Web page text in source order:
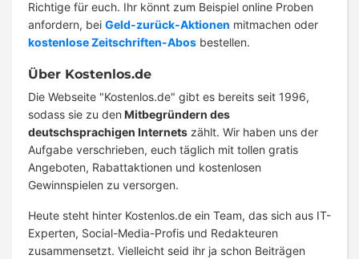
Richtige für euch. Ihr könnt zum Beispiel online Proben
anfordern, bei Geld-zurück-Aktionen mitmachen oder
kostenlose Zeitschriften-Abos bestellen.
Über Kostenlos.de
Die Webseite "Kostenlos.de" gibt es bereits seit 1996,
sodass sie zu den Mitbegründern des
deutschsprachigen Internets zählt. Wir haben uns der
Aufgabe verschrieben, euch täglich mit tollen gratis
Angeboten, Rabattaktionen und kostenlosen
Gewinnspielen zu versorgen.
Heute steht hinter Kostenlos.de ein Team, das sich aus IT-
Experten, Social-Media-Profis und Redakteuren
zusammensetzt. Vielleicht seid ihr ja schon Beiträgen